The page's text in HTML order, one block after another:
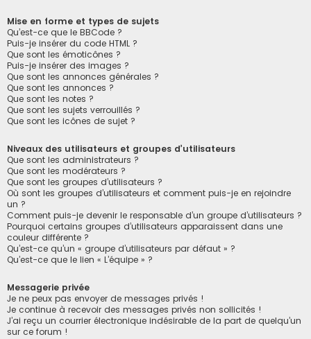
Mise en forme et types de sujets
Qu’est-ce que le BBCode ?
Puis-je insérer du code HTML ?
Que sont les émoticônes ?
Puis-je insérer des images ?
Que sont les annonces générales ?
Que sont les annonces ?
Que sont les notes ?
Que sont les sujets verrouillés ?
Que sont les icônes de sujet ?
Niveaux des utilisateurs et groupes d’utilisateurs
Que sont les administrateurs ?
Que sont les modérateurs ?
Que sont les groupes d’utilisateurs ?
Où sont les groupes d’utilisateurs et comment puis-je en rejoindre
un ?
Comment puis-je devenir le responsable d’un groupe d’utilisateurs ?
Pourquoi certains groupes d’utilisateurs apparaissent dans une
couleur différente ?
Qu’est-ce qu’un « groupe d’utilisateurs par défaut » ?
Qu’est-ce que le lien « L’équipe » ?
Messagerie privée
Je ne peux pas envoyer de messages privés !
Je continue à recevoir des messages privés non sollicités !
J’ai reçu un courrier électronique indésirable de la part de quelqu’un
sur ce forum !